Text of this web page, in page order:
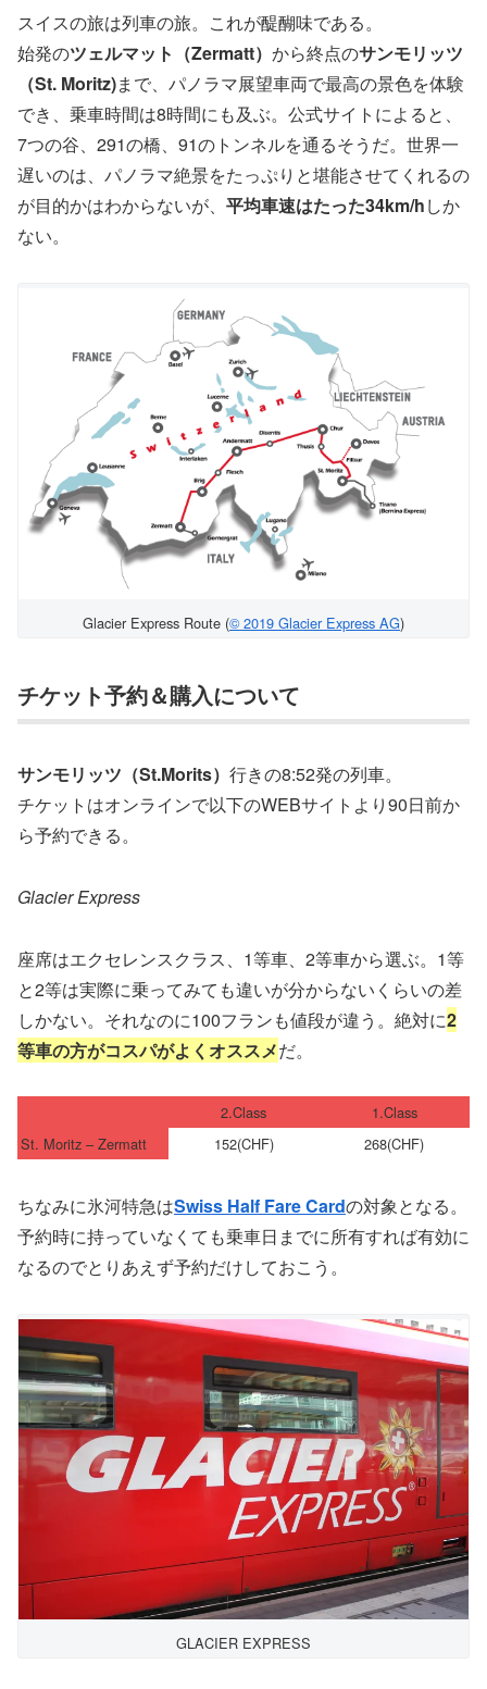
スイスの旅は列車の旅。これが醍醐味である。
始発のツェルマット（Zermatt） から終点のサンモリッツ
（St. Moritz)まで、パノラマ展望車両で最高の景色を体験
でき、乗車時間は8時間にも及ぶ。公式サイトによると、
7つの谷、291の橋、91のトンネルを通るそうだ。世界一
遅いのは、パノラマ絶景をたっぷりと堪能させてくれるの
が目的かはわからないが、 平均車速はたった34km/hしか
ない。
Glacier Express Route (© 2019 Glacier Express AG)
チケット予約＆購入について
サンモリッツ（St.Morits） 行きの8:52発の列車。
チケットはオンラインで以下のWEBサイトより90日前か
ら予約できる。
Glacier Express
座席はエクセレンスクラス、1等車、2等車から選ぶ。1等
と2等は実際に乗ってみても違いが分からないくらいの差
しかない。それなのに100フランも値段が違う。絶対に2
等車の方がコスパがよくオススメだ。
2.Class
1.Class
St. Moritz – Zermatt
152(CHF) 268(CHF)
ちなみに氷河特急はSwiss Half Fare Cardの対象となる。
予約時に持っていなくても乗車日までに所有すれば有効に
なるのでとりあえず予約だけしておこう。
GLACIER EXPRESS